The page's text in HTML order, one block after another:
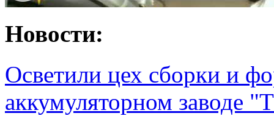
Новости:
Осветили цех сборки и
аккумуляторном заводе